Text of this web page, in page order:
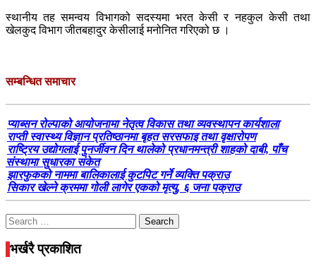
स्थानीय तह समन्वय विभागको सदस्यमा भरत केसी र नहकुल केसी तथा
खेलकुद विभाग जीतबहादुर केसीलाई मनोनित गरिएको छ ।
सम्बन्धित समाचार
प्याब्सन रोल्पाको आयोजनामा नेतृत्व विकास तथा व्यवस्थापन कार्यशाला
राप्ती स्वास्थ्य विज्ञान प्रतिष्ठानमा बृहत सरसफाइ तथा वृक्षारोपण
राष्ट्रिय उद्योगलाई पुनर्जीवन दिन थालेको प्रधानमन्त्री शाहको दाबी, पाँच
संस्थामा सुधारका संकेत
झारफुकको नाममा बालिकालाई कुटपिट गर्ने व्यक्ति पक्राउ
सिकार खेल्ने क्रममा गोली लागेर एकको मृत्यु, ६ जना पक्राउ
Search
for:
भर्खरै प्रकाशित